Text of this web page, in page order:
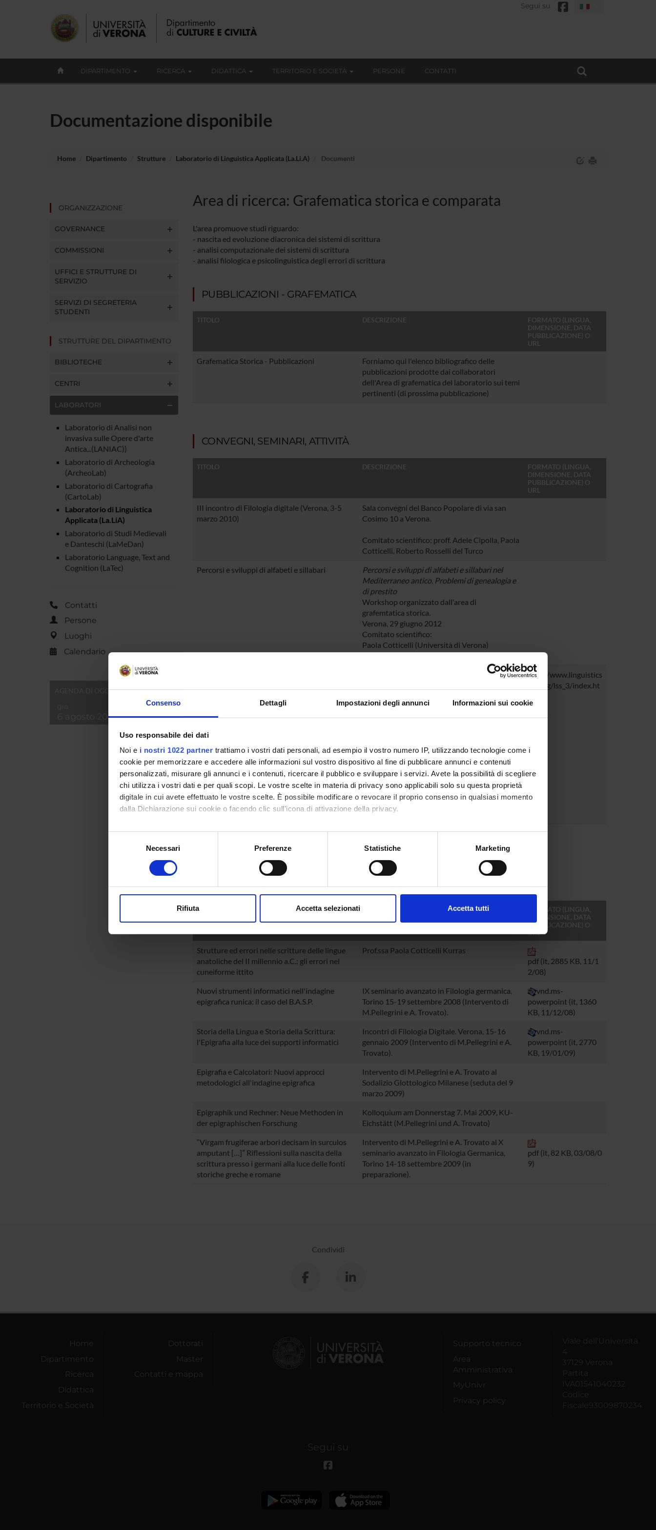
Consenso Dettagli Impostazioni degli annunci Informazioni sui cookie
Uso responsabile dei dati
Noi e i nostri 1022 partner trattiamo i vostri dati personali, ad esempio il vostro numero IP, utilizzando tecnologie come i
cookie per memorizzare e accedere alle informazioni sul vostro dispositivo al fine di pubblicare annunci e contenuti
personalizzati, misurare gli annunci e i contenuti, ricercare il pubblico e sviluppare i servizi. Avete la possibilità di scegliere
chi utilizza i vostri dati e per quali scopi. Le vostre scelte in materia di privacy sono applicabili solo su questa proprietà
digitale in cui avete effettuato le vostre scelte. È possibile modificare o revocare il proprio consenso in qualsiasi momento
dalla Dichiarazione sui cookie o facendo clic sull'icona di attivazione della privacy.
Con il tuo consenso, vorremmo anche:
raccogliere informazioni sulla tua posizione geografica, con un'approssimazione di qualche metro,
digitali).
modificare o ritirare il tuo consenso in qualsiasi momento dalla Dichiarazione sui cookie.
che hanno raccolto dal tuo utilizzo dei loro servizi.
Necessari Preferenze Statistiche Marketing
Rifiuta Accetta selezionati Accetta tutti
Segui su
DIPARTIMENTO RICERCA DIDATTICA TERRITORIO E SOCIETÀ PERSONE CONTATTI
Documentazione disponibile
Home Dipartimento Strutture Laboratorio di Linguistica Applicata (La.Li.A) Documenti
ORGANIZZAZIONE
GOVERNANCE
COMMISSIONI
UFFICI E STRUTTURE DI
SERVIZIO
SERVIZI DI SEGRETERIA
STUDENTI
STRUTTURE DEL DIPARTIMENTO
BIBLIOTECHE
CENTRI
LABORATORI
Laboratorio di Analisi non
invasiva sulle Opere d'arte
Antica...(LANIAC))
Laboratorio di Archeologia
(ArcheoLab)
Laboratorio di Cartografia
(CartoLab)
Laboratorio di Linguistica
Applicata (La.LiA)
Laboratorio di Studi Medievali
e Danteschi (LaMeDan)
Laboratorio Language, Text and
Cognition (LaTec)
Contatti
Persone
Luoghi
Calendario
AGENDA DI OGGI
6 agosto 2026
Area di ricerca: Grafematica storica e comparata
L'area promuove studi riguardo:
- nascita ed evoluzione diacronica dei sistemi di scrittura
- analisi computazionale dei sistemi di scrittura
- analisi filologica e psicolinguistica degli errori di scrittura
PUBBLICAZIONI - GRAFEMATICA
TITOLO DESCRIZIONE
FORMATO (LINGUA,
DIMENSIONE, DATA
PUBBLICAZIONE) O
URL
Grafematica Storica - Pubblicazioni
Forniamo qui l'elenco bibliografico delle
pubblicazioni prodotte dai collaboratori
dell'Area di grafematica del laboratorio sui temi
pertinenti (di prossima pubblicazione)
CONVEGNI, SEMINARI, ATTIVITÀ
TITOLO DESCRIZIONE
FORMATO (LINGUA,
DIMENSIONE, DATA
PUBBLICAZIONE) O
URL
III incontro di Filologia digitale (Verona, 3-5
marzo 2010)
Sala convegni del Banco Popolare di via san
Cosimo 10 a Verona.
Comitato scientifico: proff. Adele Cipolla, Paola
Cotticelli, Roberto Rosselli del Turco
Percorsi e sviluppi di alfabeti e sillabari
Percorsi e sviluppi di alfabeti e sillabari nel
Mediterraneo antico. Problemi di genealogia e
di prestito
Workshop organizzato dall'area di
grafemtatica storica.
Verona, 29 giugno 2012
Comitato scientifico:
Paola Cotticelli (Università di Verona)
Markus Egetmeyer (Sorbonne, Parigi)
Variation within and
documents
Third International Conference on
Convengo internazionale orgnaizzato dall'area
di grafematica storica del laboratorio.
Comitato organizzativo:
Paola Cotticelli (Verona) | Alfredo Rizza
(Verona)
Collaboratori:
Stella Merlin | Roberta Meneghel
http://www.linguistics
lab.org/lss_3/index.ht
LAVORI & REPORTS
Reports, bozze, preprint di documenti relativi alle attività della sezione
TITOLO
FORMATO (LINGUA,
DIMENSIONE, DATA
PUBBLICAZIONE) O
URL
Strutture ed errori nelle scritture delle lingue
anatoliche del II millennio a.C.: gli errori nel
cuneiforme ittito
Prof.ssa Paola Cotticelli Kurras
pdf (it, 2885 KB, 11/1
2/08)
Nuovi strumenti informatici nell'indagine
epigrafica runica: il caso del B.A.S.P.
IX seminario avanzato in Filologia germanica.
Torino 15-19 settembre 2008 (Intervento di
M.Pellegrini e A. Trovato).
vnd.ms-
powerpoint (it, 1360
KB, 11/12/08)
Storia della Lingua e Storia della Scrittura:
l'Epigrafia alla luce dei supporti informatici
Incontri di Filologia Digitale. Verona, 15-16
gennaio 2009 (Intervento di M.Pellegrini e A.
Trovato).
vnd.ms-
powerpoint (it, 2770
KB, 19/01/09)
Epigrafia e Calcolatori: Nuovi approcci
metodologici all'indagine epigrafica
Intervento di M.Pellegrini e A. Trovato al
Sodalizio Glottologico Milanese (seduta del 9
marzo 2009)
Epigraphik und Rechner: Neue Methoden in
der epigraphischen Forschung
Kolloquium am Donnerstag 7. Mai 2009, KU-
Eichstätt (M.Pellegrini und A. Trovato)
“Virgam frugiferae arbori decisam in surculos
amputant […]” Riflessioni sulla nascita della
scrittura presso i germani alla luce delle fonti
storiche greche e romane
Intervento di M.Pellegrini e A. Trovato al X
seminario avanzato in Filologia Germanica,
Torino 14-18 settembre 2009 (in
preparazione).
pdf (it, 82 KB, 03/08/0
9)
Condividi
Home
Dipartimento
Ricerca
Didattica
Territorio e Società
Dottorati
Master
Contatti e mappa
Supporto tecnico
Area
Amministrativa
MyUnivr
Privacy policy
Viale dell'Università
4
37129 Verona
Partita
IVA01541040232
Codice
Fiscale93009870234
Segui su